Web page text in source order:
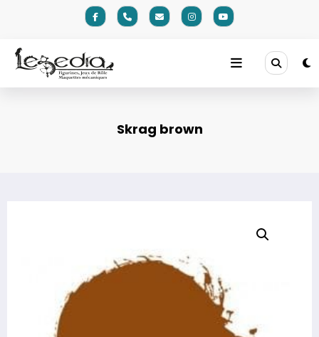
Skrag brown